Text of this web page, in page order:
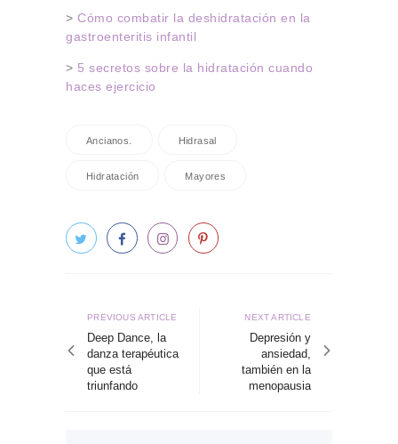
> Cómo combatir la deshidratación en la
gastroenteritis infantil
> 5 secretos sobre la hidratación cuando
haces ejercicio
Ancianos. Hidrasal
Hidratación Mayores
de
entradas
Previous
article
PREVIOUS ARTICLE
Deep Dance, la
danza terapéutica
que está
triunfando
Next
article
NEXT ARTICLE
Depresión y
ansiedad,
también en la
menopausia